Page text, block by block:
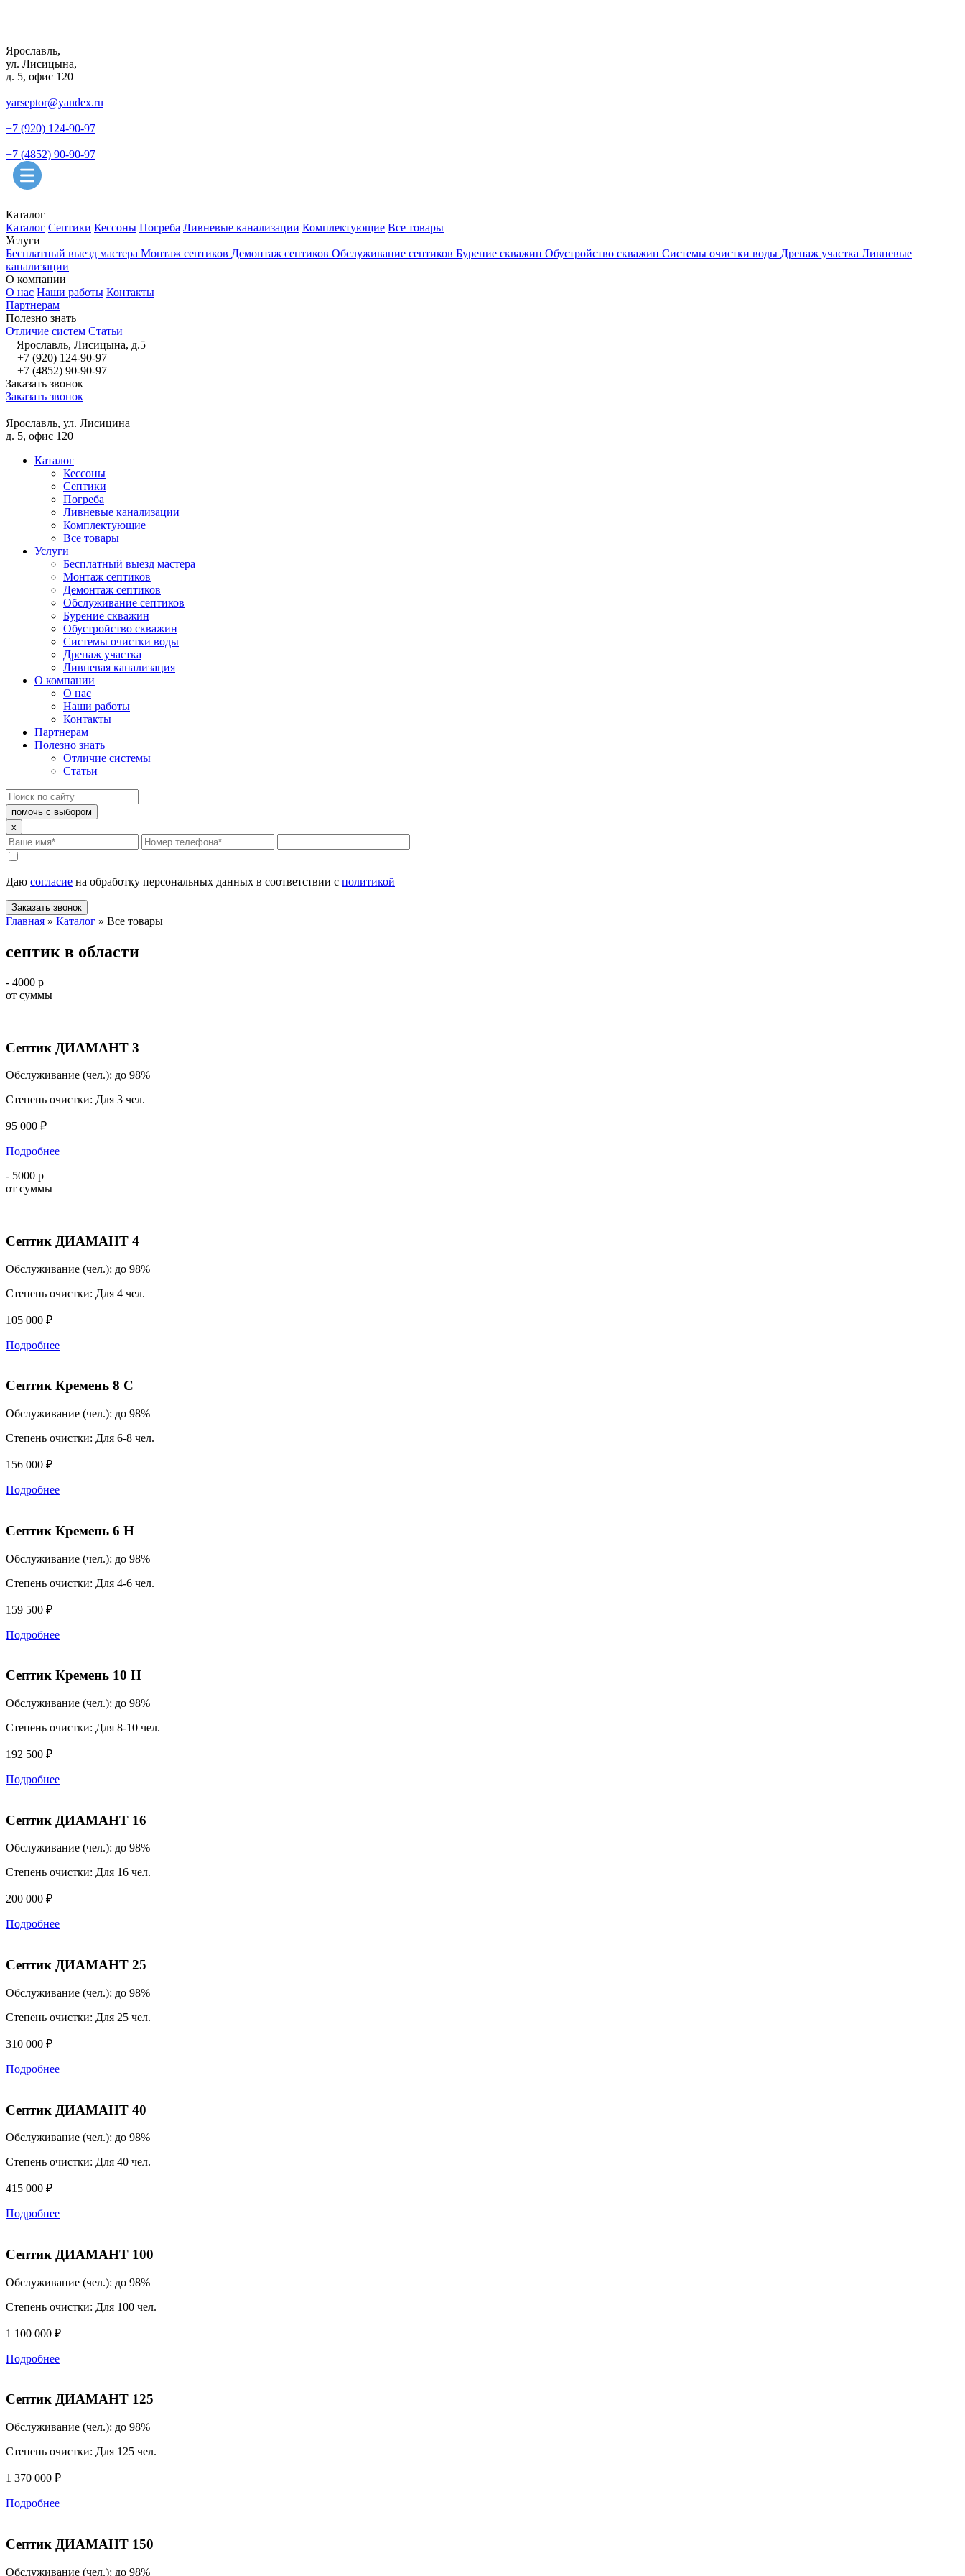
Ярославль,
ул. Лисицына,
д. 5, офис 120
yarseptor@yandex.ru
+7 (920) 124-90-97
+7 (4852) 90-90-97
Каталог
Каталог Септики Кессоны Погреба Ливневые канализации Комплектующие Все товары
Услуги
Бесплатный выезд мастера Монтаж септиков Демонтаж септиков Обслуживание септиков Бурение скважин Обустройство скважин Системы очистки воды Дренаж участка Ливневые
канализации
О компании
О нас Наши работы Контакты
Партнерам
Полезно знать
Отличие систем Статьи
Ярославль, Лисицына, д.5
+7 (920) 124-90-97
+7 (4852) 90-90-97
Заказать звонок
Заказать звонок
Ярославль, ул. Лисицина
д. 5, офис 120
Каталог
Кессоны
Септики
Погреба
Ливневые канализации
Комплектующие
Все товары
Услуги
Бесплатный выезд мастера
Монтаж септиков
Демонтаж септиков
Обслуживание септиков
Бурение скважин
Обустройство скважин
Системы очистки воды
Дренаж участка
Ливневая канализация
О компании
О нас
Наши работы
Контакты
Партнерам
Полезно знать
Отличие системы
Статьи
помочь с выбором
x
Даю согласие на обработку персональных данных в соответствии с политикой
Заказать звонок
Главная » Каталог » Все товары
септик в области
- 4000 р
от суммы
Септик ДИАМАНТ 3
Обслуживание (чел.): до 98%
Степень очистки: Для 3 чел.
95 000 ₽
Подробнее
- 5000 р
от суммы
Септик ДИАМАНТ 4
Обслуживание (чел.): до 98%
Степень очистки: Для 4 чел.
105 000 ₽
Подробнее
Септик Кремень 8 C
Обслуживание (чел.): до 98%
Степень очистки: Для 6-8 чел.
156 000 ₽
Подробнее
Септик Кремень 6 H
Обслуживание (чел.): до 98%
Степень очистки: Для 4-6 чел.
159 500 ₽
Подробнее
Септик Кремень 10 H
Обслуживание (чел.): до 98%
Степень очистки: Для 8-10 чел.
192 500 ₽
Подробнее
Септик ДИАМАНТ 16
Обслуживание (чел.): до 98%
Степень очистки: Для 16 чел.
200 000 ₽
Подробнее
Септик ДИАМАНТ 25
Обслуживание (чел.): до 98%
Степень очистки: Для 25 чел.
310 000 ₽
Подробнее
Септик ДИАМАНТ 40
Обслуживание (чел.): до 98%
Степень очистки: Для 40 чел.
415 000 ₽
Подробнее
Септик ДИАМАНТ 100
Обслуживание (чел.): до 98%
Степень очистки: Для 100 чел.
1 100 000 ₽
Подробнее
Септик ДИАМАНТ 125
Обслуживание (чел.): до 98%
Степень очистки: Для 125 чел.
1 370 000 ₽
Подробнее
Септик ДИАМАНТ 150
Обслуживание (чел.): до 98%